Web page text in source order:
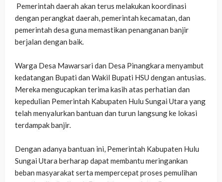
‎ Pemerintah daerah akan terus melakukan koordinasi
dengan perangkat daerah, pemerintah kecamatan, dan
pemerintah desa guna memastikan penanganan banjir
berjalan dengan baik.
‎Warga Desa Mawarsari dan Desa Pinangkara menyambut
kedatangan Bupati dan Wakil Bupati HSU dengan antusias.
Mereka mengucapkan terima kasih atas perhatian dan
kepedulian Pemerintah Kabupaten Hulu Sungai Utara yang
telah menyalurkan bantuan dan turun langsung ke lokasi
terdampak banjir.
‎Dengan adanya bantuan ini, Pemerintah Kabupaten Hulu
Sungai Utara berharap dapat membantu meringankan
beban masyarakat serta mempercepat proses pemulihan